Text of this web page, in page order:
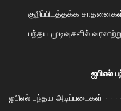
குறிப்பிடத்தக்க
பந்தய முடிவுகளில்
ஐபிஎல்
ஐபிஎல் பந்தய அடிப்படைகள்